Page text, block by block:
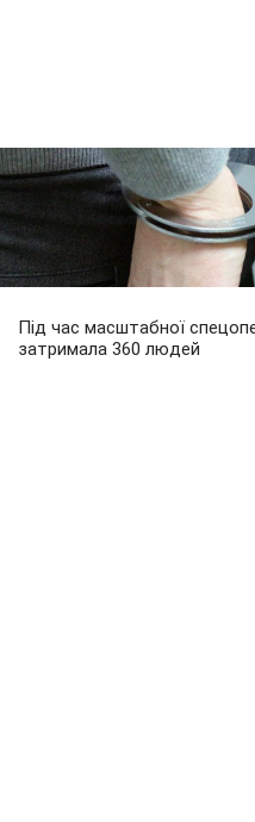
Під час масштабної
затримала 360 людей